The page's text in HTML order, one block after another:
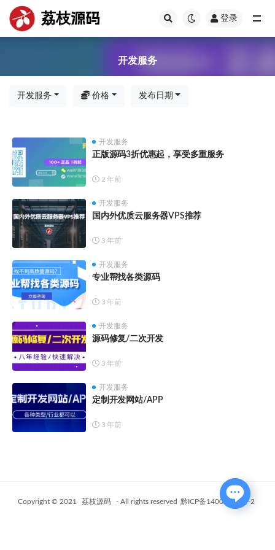
荔枝源码 登录
开发服务
开发服务 价格 发布日期
开发服务
正版源码3折优惠起，享受多重服务
2 年前
开发服务
国内外优质云服务器VPS推荐
3 年前
开发服务
专业帮找各类源码
3 年前
开发服务
源码修复/二次开发
3 年前
开发服务
定制开发网站/APP
3 年前
Copyright © 2021 荔枝源码 - All rights reserved 黔ICP备14006802号-2